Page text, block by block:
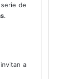
de
.
a